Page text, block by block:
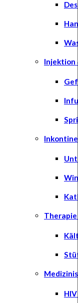
Injektion
Therapie
HIV